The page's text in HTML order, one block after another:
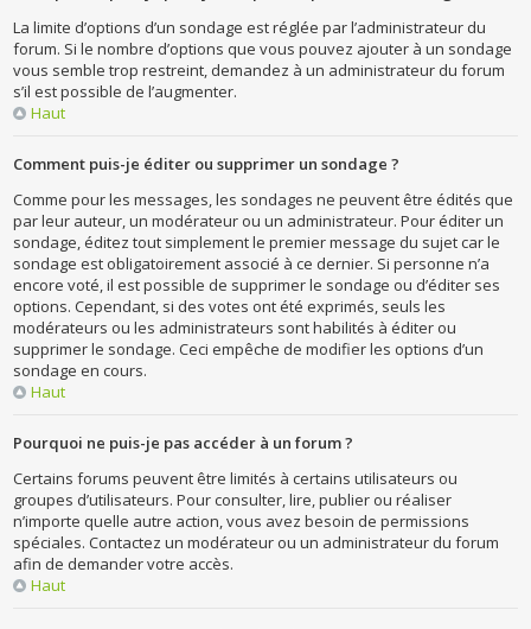
La limite d’options d’un sondage est réglée par l’administrateur du
forum. Si le nombre d’options que vous pouvez ajouter à un sondage
vous semble trop restreint, demandez à un administrateur du forum
s’il est possible de l’augmenter.
Haut
Comment puis-je éditer ou supprimer un sondage ?
Comme pour les messages, les sondages ne peuvent être édités que
par leur auteur, un modérateur ou un administrateur. Pour éditer un
sondage, éditez tout simplement le premier message du sujet car le
sondage est obligatoirement associé à ce dernier. Si personne n’a
encore voté, il est possible de supprimer le sondage ou d’éditer ses
options. Cependant, si des votes ont été exprimés, seuls les
modérateurs ou les administrateurs sont habilités à éditer ou
supprimer le sondage. Ceci empêche de modifier les options d’un
sondage en cours.
Haut
Pourquoi ne puis-je pas accéder à un forum ?
Certains forums peuvent être limités à certains utilisateurs ou
groupes d’utilisateurs. Pour consulter, lire, publier ou réaliser
n’importe quelle autre action, vous avez besoin de permissions
spéciales. Contactez un modérateur ou un administrateur du forum
afin de demander votre accès.
Haut